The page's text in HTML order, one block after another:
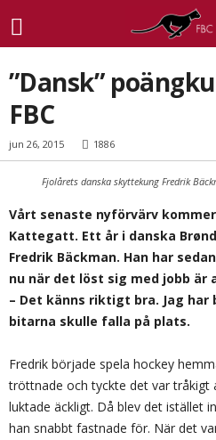
”Dansk”
FBC
jun 26, 2015 1886
Fjolårets danska skyttekung Fredrik
Vårt senaste nyförvärv
Kattegatt. Ett år i danska
Fredrik Bäckman. Han har
nu när det löst sig med jobb är
– Det känns riktigt bra. Jag
bitarna skulle falla på plats.
Fredrik började spela hockey
tröttnade och tyckte det var tråkigt
luktade äckligt. Då blev det istället
han snabbt fastnade för. När det